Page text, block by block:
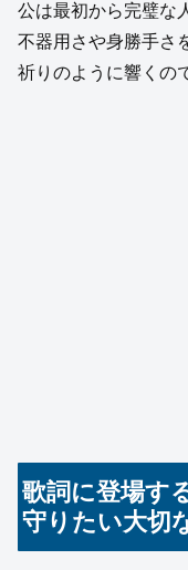
公は最初から完璧な
不器用さや身勝手さ
祈りのように響くの
歌詞に登場す
守りたい大切